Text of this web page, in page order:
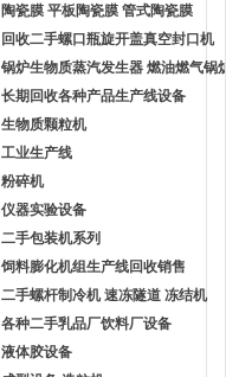
陶瓷膜 平板陶瓷膜 管式陶瓷膜
回收二手螺口瓶旋开盖真空封口机
锅炉生物质蒸汽发生器 燃油燃气锅炉
长期回收各种产品生产线设备
生物质颗粒机
工业生产线
粉碎机
仪器实验设备
二手包装机系列
饲料膨化机组生产线回收销售
二手螺杆制冷机 速冻隧道 冻结机
各种二手乳品厂饮料厂设备
液体胶设备